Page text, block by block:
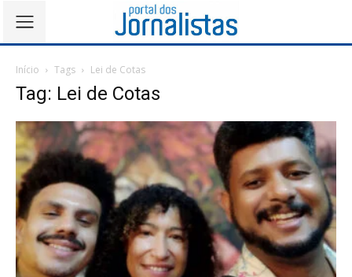
Início Tags Lei de Cotas
Tag: Lei de Cotas